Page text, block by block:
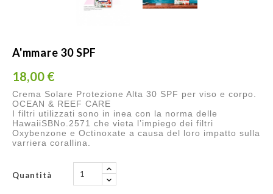
A'mmare 30 SPF
18,00 €
Crema Solare Protezione Alta 30 SPF per viso e corpo.
OCEAN & REEF CARE
I filtri utilizzati sono in inea con la norma delle
HawaiiSBNo.2571 che vieta l’impiego dei filtri
Oxybenzone e Octinoxate a causa del loro impatto sulla
varriera corallina.
Quantità